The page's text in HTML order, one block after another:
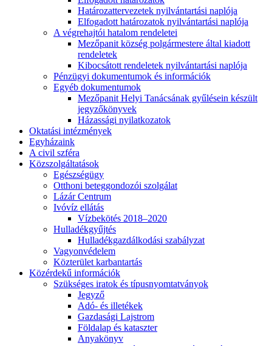
Határozattervezetek nyilvántartási naplója
Elfogadott határozatok nyilvántartási naplója
A végrehajtói hatalom rendeletei
Mezőpanit község polgármestere által kiadott
rendeletek
Kibocsátott rendeletek nyilvántartási naplója
Pénzügyi dokumentumok és információk
Egyéb dokumentumok
Mezőpanit Helyi Tanácsának gyűlésein készült
jegyzőkönyvek
Házassági nyilatkozatok
Oktatási intézmények
Egyházaink
A civil szféra
Közszolgáltatások
Egészségügy
Otthoni beteggondozói szolgálat
Lázár Centrum
Ivóvíz ellátás
Vízbekötés 2018–2020
Hulladékgyűjtés
Hulladékgazdálkodási szabályzat
Vagyonvédelem
Közterület karbantartás
Közérdekű információk
Szükséges iratok és típusnyomtatványok
Jegyző
Adó- és illetékek
Gazdasági Lajstrom
Földalap és kataszter
Anyakönyv